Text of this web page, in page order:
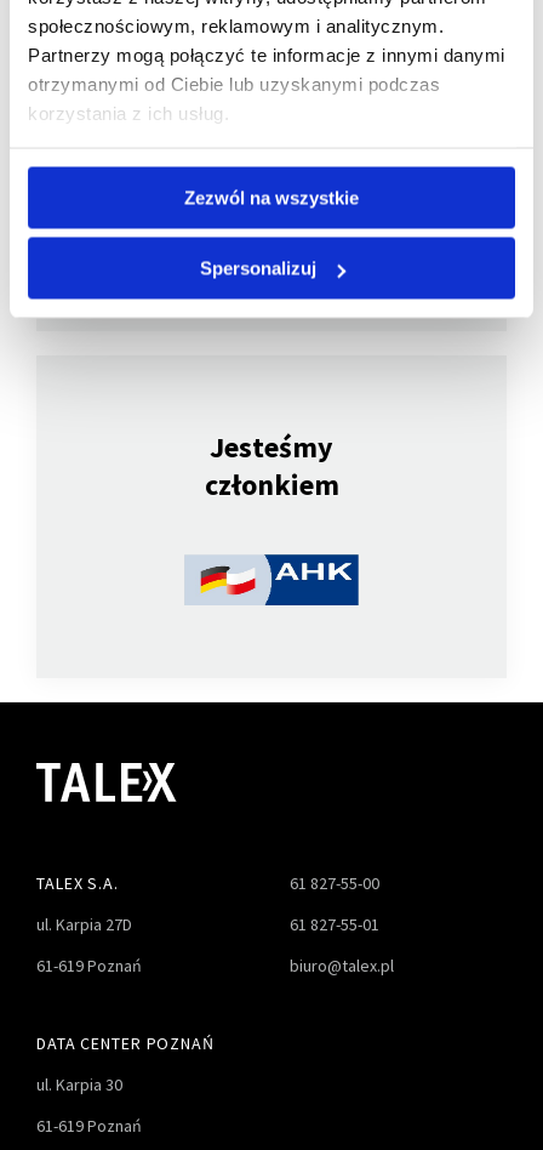
społecznościowym, reklamowym i analitycznym.
Partnerzy mogą połączyć te informacje z innymi danymi
otrzymanymi od Ciebie lub uzyskanymi podczas
korzystania z ich usług.
Zezwól na wszystkie
Spersonalizuj
Spółka notowana
Jesteśmy
członkiem
TALEX S.A.
ul. Karpia 27D
61-619 Poznań
61 827-55-00
61 827-55-01
biuro@talex.pl
DATA CENTER POZNAŃ
ul. Karpia 30
61-619 Poznań